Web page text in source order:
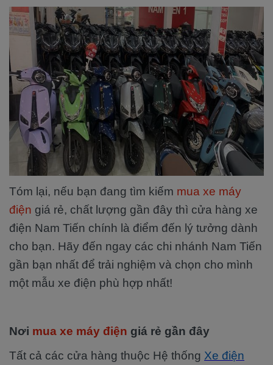
Tóm lại, nếu bạn đang tìm kiếm mua xe máy
điện giá rẻ, chất lượng gần đây thì cửa hàng xe
điện Nam Tiến chính là điểm đến lý tưởng dành
cho bạn. Hãy đến ngay các chi nhánh Nam Tiến
gần bạn nhất để trải nghiệm và chọn cho mình
một mẫu xe điện phù hợp nhất!
Nơi mua xe máy điện giá rẻ gần đây
Tất cả các cửa hàng thuộc Hệ thống Xe điện